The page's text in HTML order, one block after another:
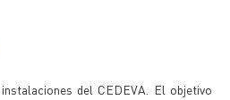
del CEDEVA. El objetivo